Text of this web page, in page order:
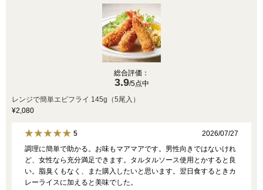
総合評価：
3.9/5点中
レンジで簡単エビフライ 145g（5尾入）
¥2,080
5
2026/07/27
調理に簡単で助かる。お味もマアマアです。男性向きではないけれ
ど、女性なら充分満足できます。タルタルソース使用とかすると良
い。脂臭くもなく、また購入したいと思います。翌日食するときカ
レーライスに加えると美味でした。